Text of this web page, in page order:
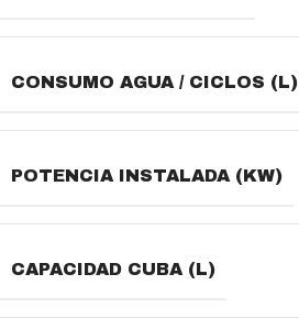
CONSUMO AGUA / CICLOS (L)
POTENCIA INSTALADA (KW)
CAPACIDAD CUBA (L)